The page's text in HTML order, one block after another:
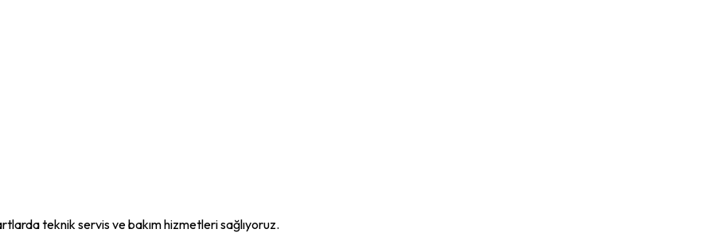
teknik servis ve bakım hizmetleri sağlıyoruz.